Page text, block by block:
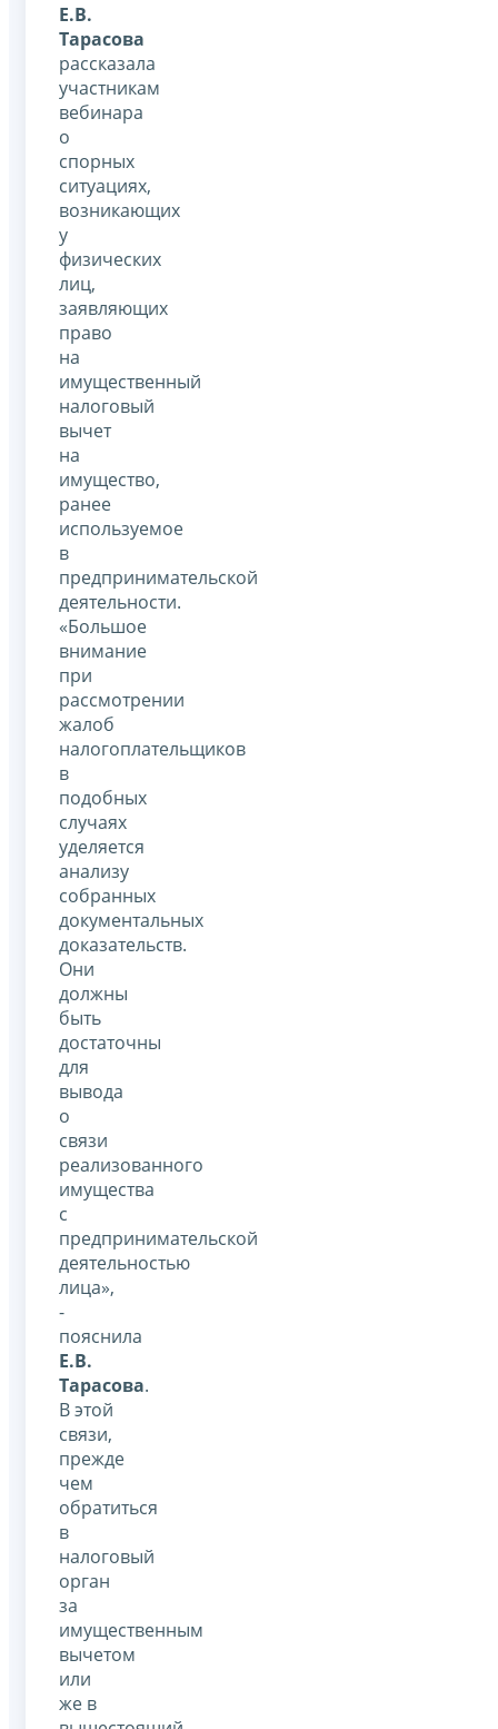
Е.В.
Тарасова
рассказала
участникам
вебинара
о
спорных
ситуациях,
возникающих
у
физических
лиц,
заявляющих
право
на
имущественный
налоговый
вычет
на
имущество,
ранее
используемое
в
предпринимательской
деятельности.
«Большое
внимание
при
рассмотрении
жалоб
налогоплательщиков
в
подобных
случаях
уделяется
анализу
собранных
документальных
доказательств.
Они
должны
быть
достаточны
для
вывода
о
связи
реализованного
имущества
с
предпринимательской
деятельностью
лица»,
-
пояснила
Е.В.
Тарасова.
В этой
связи,
прежде
чем
обратиться
в
налоговый
орган
за
имущественным
вычетом
или
же в